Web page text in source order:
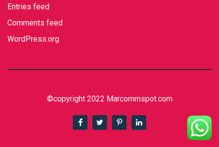
Entries feed
Comments feed
WordPress.org
©copyright 2022 Marcommspot.com